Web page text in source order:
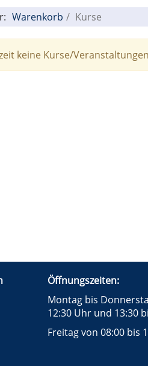
Warenkorb Kurse
keine Kurse/
Öffnungszeiten:
Montag bis
12:30 Uhr und 13:30
Freitag von 08:00 bis